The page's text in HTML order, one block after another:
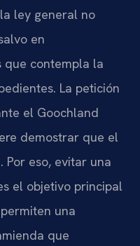
ley general no
en
que contempla la
La petición
el Goochland
demostrar que el
Por eso, evitar una
el objetivo principal
una
que